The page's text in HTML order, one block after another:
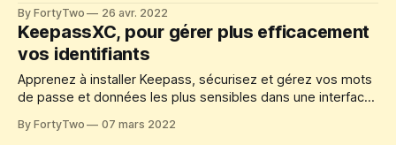
vestiges d'applications.
By FortyTwo 26 avr. 2022
KeepassXC, pour gérer plus efficacement
vos identifiants
Apprenez à installer Keepass, sécurisez et gérez vos mots
de passe et données les plus sensibles dans une interface
mobilité.
By FortyTwo 07 mars 2022